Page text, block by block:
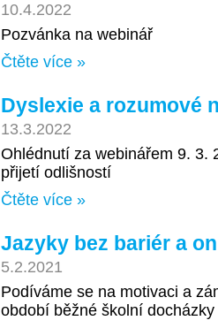
10.4.2022
Pozvánka na webinář
Čtěte více »
Dyslexie a rozumové
13.3.2022
Ohlédnutí za webinářem 9. 3.
přijetí odlišností
Čtěte více »
Jazyky bez bariér a
5.2.2021
Podíváme se na motivaci a
období běžné školní